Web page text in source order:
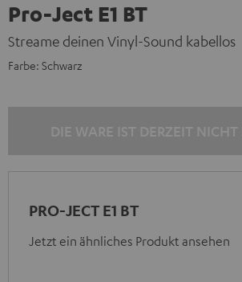
Pro-Ject E1 BT
Streame deinen Vinyl-Sound kabellos
Farbe: Schwarz
PRO-JECT E1 BT
Jetzt ein ähnliches Produkt ansehen